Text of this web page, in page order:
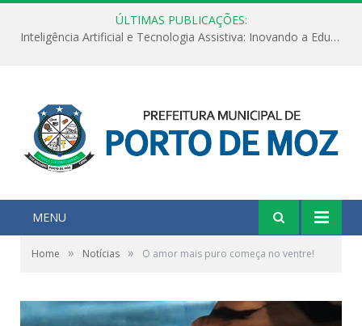
ÚLTIMAS PUBLICAÇÕES:
Inteligência Artificial e Tecnologia Assistiva: Inovando a Educação Especial e Inclusiva
MENU
Home » Notícias » O amor mais puro começa no ventre!